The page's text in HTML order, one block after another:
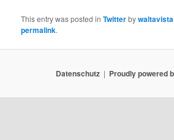
This entry was posted inTwitterbywaltavista
permalink.
Datenschutz Proudly powered